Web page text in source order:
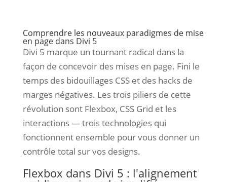
Comprendre les nouveaux paradigmes de mise
en page dans Divi 5
Divi 5 marque un tournant radical dans la
façon de concevoir des mises en page. Fini le
temps des bidouillages CSS et des hacks de
marges négatives. Les trois piliers de cette
révolution sont Flexbox, CSS Grid et les
interactions — trois technologies qui
fonctionnent ensemble pour vous donner un
contrôle total sur vos designs.
Flexbox dans Divi 5 : l'alignement